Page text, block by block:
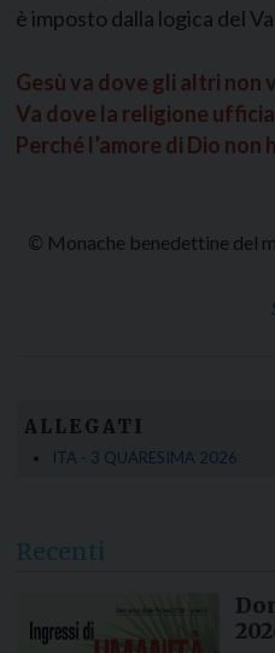
è imposto dalla logica del
Gesù va dove gli altri non
Va dove la religione
Perché l’amore di Dio non
© Monache benedettine del
ALLEGATI
ITA - 3 QUARESIMA 2026
Recenti